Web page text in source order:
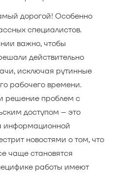
дорогой! Особенно
специалистов.
важно, чтобы
действительно
исключая рутинные
рабочего времени.
решение проблем с
доступом – это
информационной
новостями о том, что
чаще становятся
работы имеют